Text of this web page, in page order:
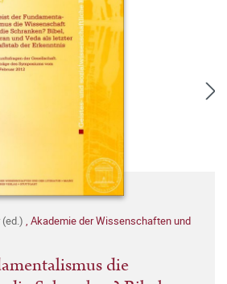
, Akademie der Wissenschaften und
die